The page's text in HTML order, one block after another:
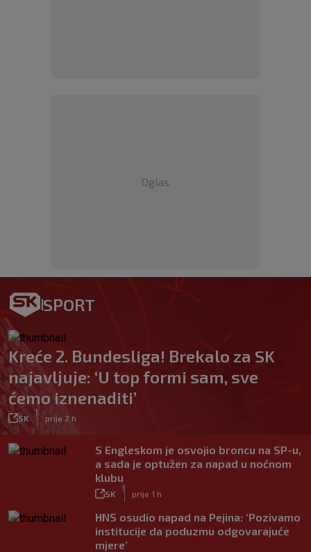
Oglas
SPORT
Kreće 2. Bundesliga! Brekalo za SK
najavljuje: ‘U top formi sam, sve
ćemo iznenaditi’
SK prije 2 h
S Engleskom je osvojio broncu na SP-u,
a sada je optužen za napad u noćnom
klubu
SK prije 1 h
HNS osudio napad na Pejina: ‘Pozivamo
institucije da poduzmu odgovarajuće
mjere’